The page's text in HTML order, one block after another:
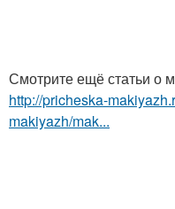
Смотрите ещё статьи о
http://pricheska-
makiyazh/mak...